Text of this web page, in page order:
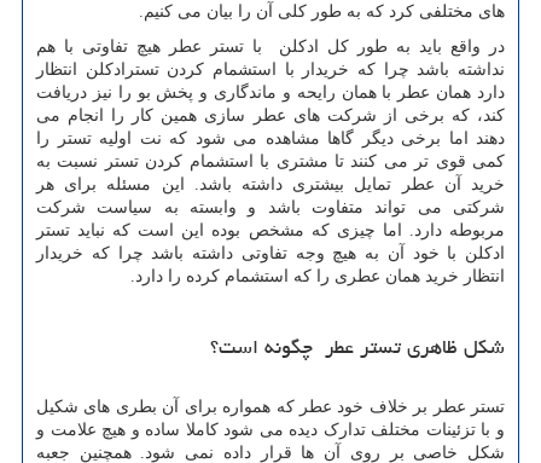
های مختلفی کرد که به طور کلی آن را بیان می کنیم.
در واقع باید به طور کل ادکلن با تستر عطر هیچ تفاوتی با هم
نداشته باشد چرا که خریدار با استشمام کردن تسترادکلن انتظار
دارد همان عطر با همان رایحه و ماندگاری و پخش بو را نیز دریافت
کند، که برخی از شرکت های عطر سازی همین کار را انجام می
دهند اما برخی دیگر گاها مشاهده می شود که نت اولیه تستر را
کمی قوی تر می کنند تا مشتری با استشمام کردن تستر نسبت به
خرید آن عطر تمایل بیشتری داشته باشد. این مسئله برای هر
شرکتی می تواند متفاوت باشد و وابسته به سیاست شرکت
مربوطه دارد. اما چیزی که مشخص بوده این است که نباید تستر
ادکلن با خود آن به هیچ وجه تفاوتی داشته باشد چرا که خریدار
انتظار خرید همان عطری را که استشمام کرده را دارد.
شکل ظاهری تستر عطر چگونه است؟
تستر عطر بر خلاف خود عطر که همواره برای آن بطری های شکیل
و با تزئینات مختلف تدارک دیده می شود کاملا ساده و هیچ علامت و
شکل خاصی بر روی آن ها قرار داده نمی شود. همچنین جعبه